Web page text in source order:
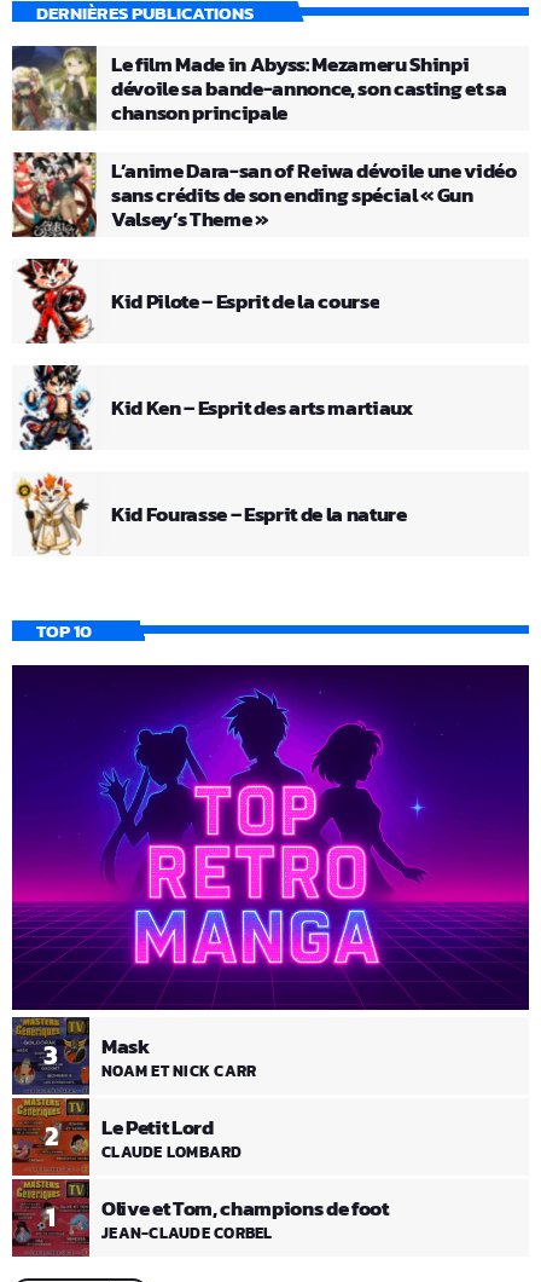
DERNIÈRES PUBLICATIONS
Le film Made in Abyss: Mezameru Shinpi
dévoile sa bande-annonce, son casting et sa
chanson principale
L’anime Dara-san of Reiwa dévoile une vidéo
sans crédits de son ending spécial « Gun
Valsey’s Theme »
Kid Pilote – Esprit de la course
Kid Ken – Esprit des arts martiaux
Kid Fourasse – Esprit de la nature
TOP 10
1 Olive et Tom, champions de foot
JEAN-CLAUDE CORBEL
2 Le Petit Lord
CLAUDE LOMBARD
3 Mask
NOAM ET NICK CARR